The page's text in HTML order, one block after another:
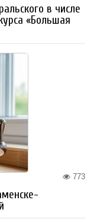
в числе
«Большая
773